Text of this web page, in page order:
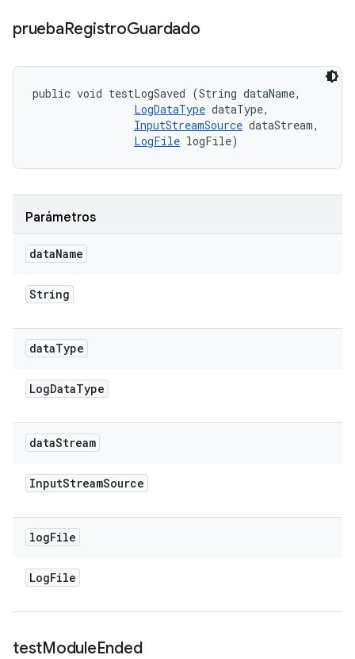
pruebaRegistroGuardado
public void testLogSaved (String dataName,
LogDataType dataType,
InputStreamSource dataStream,
LogFile logFile)
Parámetros
dataName
String
dataType
LogDataType
dataStream
InputStreamSource
logFile
LogFile
testModuleEnded